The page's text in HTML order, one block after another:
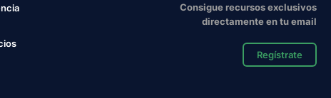
Consigue recursos exclusivos
directamente en tu email
Regístrate